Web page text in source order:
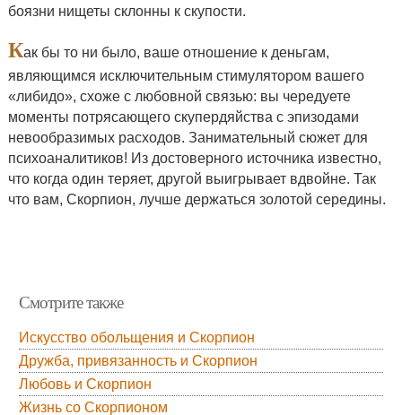
боязни нищеты склонны к скупости.
Как бы то ни было, ваше отношение к деньгам,
являющимся исключительным стимулятором вашего
«либидо», схоже с любовной связью: вы чередуете
моменты потрясающего скупердяйства с эпизодами
невообразимых расходов. Занимательный сюжет для
психоаналитиков! Из достоверного источника известно,
что когда один теряет, другой выигрывает вдвойне. Так
что вам, Скорпион, лучше держаться золотой середины.
Смотрите также
Искусство обольщения и Скорпион
Дружба, привязанность и Скорпион
Любовь и Скорпион
Жизнь со Скорпионом